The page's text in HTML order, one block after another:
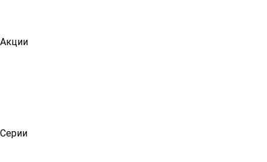
Акции
Серии